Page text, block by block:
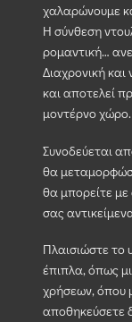
χαλαρώνουμε
Η σύνθεση
ρομαντική…
Διαχρονική και
και αποτελεί
μοντέρνο χώρο.
Συνοδεύεται
θα
θα μπορείτε
σας
Πλαισιώστε το
έπιπλα, όπως
χρήσεων, όπου
αποθηκεύσετε